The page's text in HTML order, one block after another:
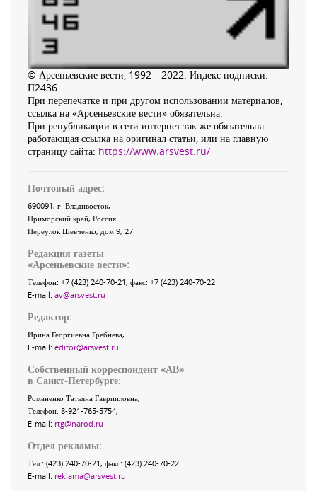
© Арсеньевские вести, 1992—2022. Индекс подписки:
П2436
При перепечатке и при другом использовании материалов,
ссылка на «Арсеньевские вести» обязательна.
При републикации в сети интернет так же обязательна
работающая ссылка на оригинал статьи, или на главную
страницу сайта: https://www.arsvest.ru/
Почтовый адрес:
690091, г. Владивосток,
Приморский край, Россия
Переулок Шевченко, дом 9, 27
Редакция газеты
«Арсеньевские вести»:
Телефон: +7 (423) 240-70-21, факс: +7 (423) 240-70-22
E-mail: av@arsvest.ru
Редактор:
Ирина Георгиевна Гребнёва,
E-mail: editor@arsvest.ru
Собственный корреспондент «АВ»
в Санкт-Петербурге:
Романенко Татьяна Гаврииловна,
Телефон: 8-921-765-5754,
E-mail: rtg@narod.ru
Отдел рекламы:
Тел.: (423) 240-70-21, факс: (423) 240-70-22
E-mail: reklama@arsvest.ru